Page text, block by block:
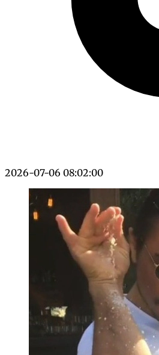
2026-07-06 08:02:00